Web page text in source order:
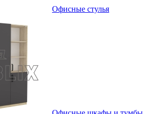
Офисные стулья